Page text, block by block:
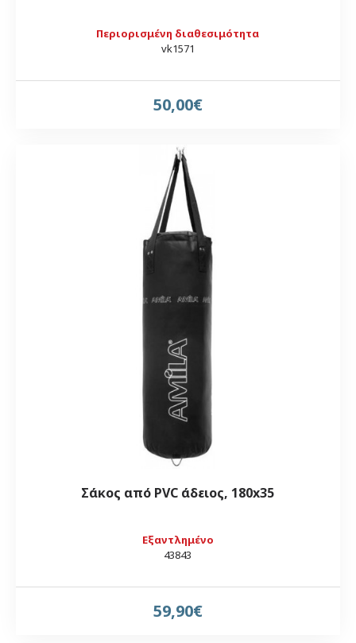
Περιορισμένη διαθεσιμότητα
vk1571
50,00€
Εξαντλημένο
43843
Σάκος από PVC άδειος, 180x35
59,90€